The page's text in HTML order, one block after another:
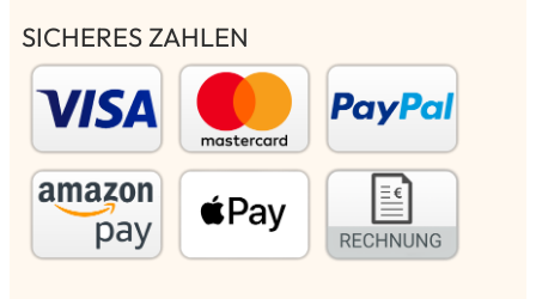
SICHERES ZAHLEN